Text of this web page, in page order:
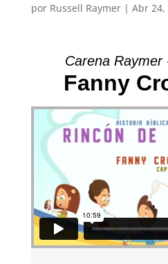
por Russell Raymer| Abr 24,
Carena Raymer
Fanny